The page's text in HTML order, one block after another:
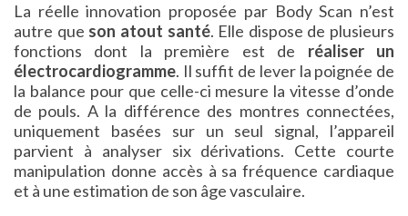
La réelle innovation proposée par Body Scan n’est
autre que son atout santé. Elle dispose de plusieurs
fonctions dont la première est de réaliser un
électrocardiogramme. Il suffit de lever la poignée de
la balance pour que celle-ci mesure la vitesse d’onde
de pouls. A la différence des montres connectées,
uniquement basées sur un seul signal, l’appareil
parvient à analyser six dérivations. Cette courte
manipulation donne accès à sa fréquence cardiaque
et à une estimation de son âge vasculaire.